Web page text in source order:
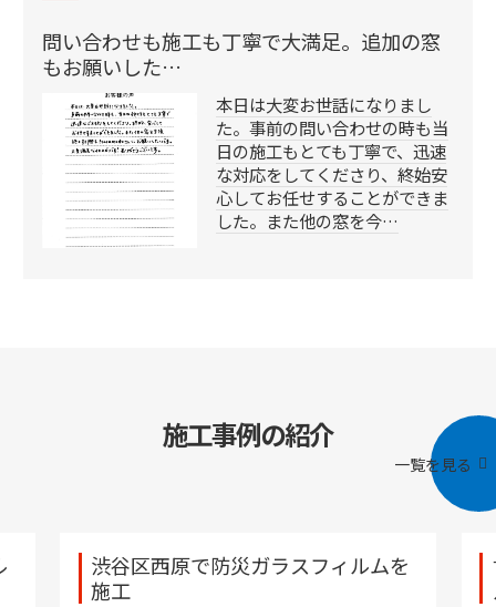
問い合わせも施工も丁寧で大満足。追加の窓
もお願いした…
本日は大変お世話になりまし
た。事前の問い合わせの時も当
日の施工もとても丁寧で、迅速
な対応をしてくださり、終始安
心してお任せすることができま
した。また他の窓を今…
施工事例の紹介
一覧を見る
渋谷区西原で防災ガラスフィルムを
施工